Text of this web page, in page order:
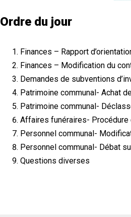
Ordre du jour
Finances – Rapport
Finances – Modification du
Demandes de subventions
Patrimoine communal- Achat
Patrimoine communal-
Affaires funéraires-
Personnel communal-
Personnel communal- Débat
Questions diverses